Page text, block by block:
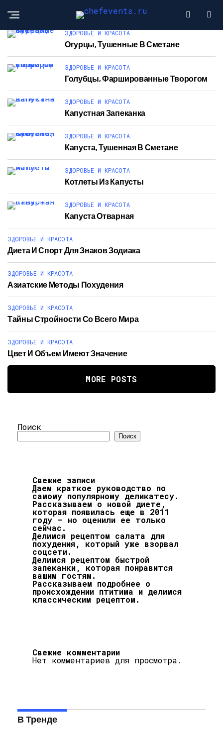
ЗДОРОВЬЕ И КРАСОТА
Огурцы, Тушенные В Сметане
ЗДОРОВЬЕ И КРАСОТА
Голубцы, Фаршированные Творогом
ЗДОРОВЬЕ И КРАСОТА
Капустная Запеканка
ЗДОРОВЬЕ И КРАСОТА
Капуста, Тушенная В Сметане
ЗДОРОВЬЕ И КРАСОТА
Котлеты Из Капусты
ЗДОРОВЬЕ И КРАСОТА
Капуста Отварная
ЗДОРОВЬЕ И КРАСОТА
Диета И Спорт Для Знаков Зодиака
ЗДОРОВЬЕ И КРАСОТА
Азиатские Методы Похудения
ЗДОРОВЬЕ И КРАСОТА
Тайны Стройности Со Всего Мира
ЗДОРОВЬЕ И КРАСОТА
Цвет И Объем Имеют Значение
MORE POSTS
Поиск
Поиск
Свежие записи
Даем краткое руководство по
самому популярному деликатесу.
Рассказываем о новой диете,
которая появилась еще в 2011
году — но оценили ее только
сейчас.
Делимся рецептом салата для
похудения, который уже взорвал
соцсети.
Делимся рецептом быстрой
запеканки, которая понравится
вашим гостям.
Рассказываем подробнее о
происхождении птитима и делимся
классическим рецептом.
Свежие комментарии
Нет комментариев для просмотра.
В Тренде